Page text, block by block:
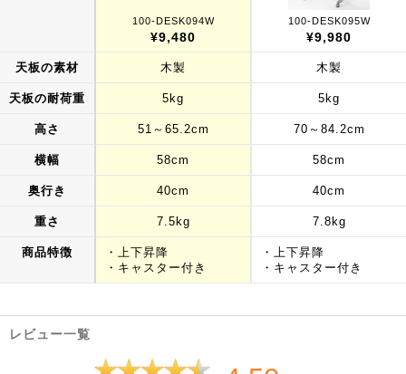
天板の素材
天板の耐荷重
高さ
横幅
奥行き
重さ
商品特徴
100-DESK094W
¥9,480
木製
5kg
51～65.2cm
58cm
40cm
7.5kg
・上下昇降
・キャスター付き
100-DESK095W
¥9,980
木製
5kg
70～84.2cm
58cm
40cm
7.8kg
・上下昇降
・キャスター付き
レビュー一覧